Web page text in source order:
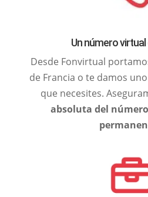
Un número
Desde Fonvirtual
de Francia o te damos
que necesites.
absoluta del